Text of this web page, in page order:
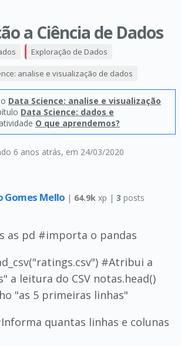
a Ciência de Dados
6 anos atrás, em 24/03/2020
Exploração de Dados
analise e visualização de dados
Data Science: analise e visualização
Data Science: dados e
O que aprendemos?
Gomes Mello | 64.9k xp |3 posts
as pd #importa o pandas
#Atribui a
a leitura do CSV notas.head()
"as 5 primeiras linhas"
quantas linhas e colunas